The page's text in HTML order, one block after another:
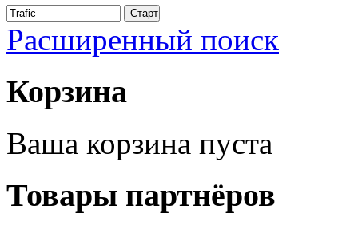
Расширенный поиск
Корзина
Ваша корзина пуста
Товары партнёров